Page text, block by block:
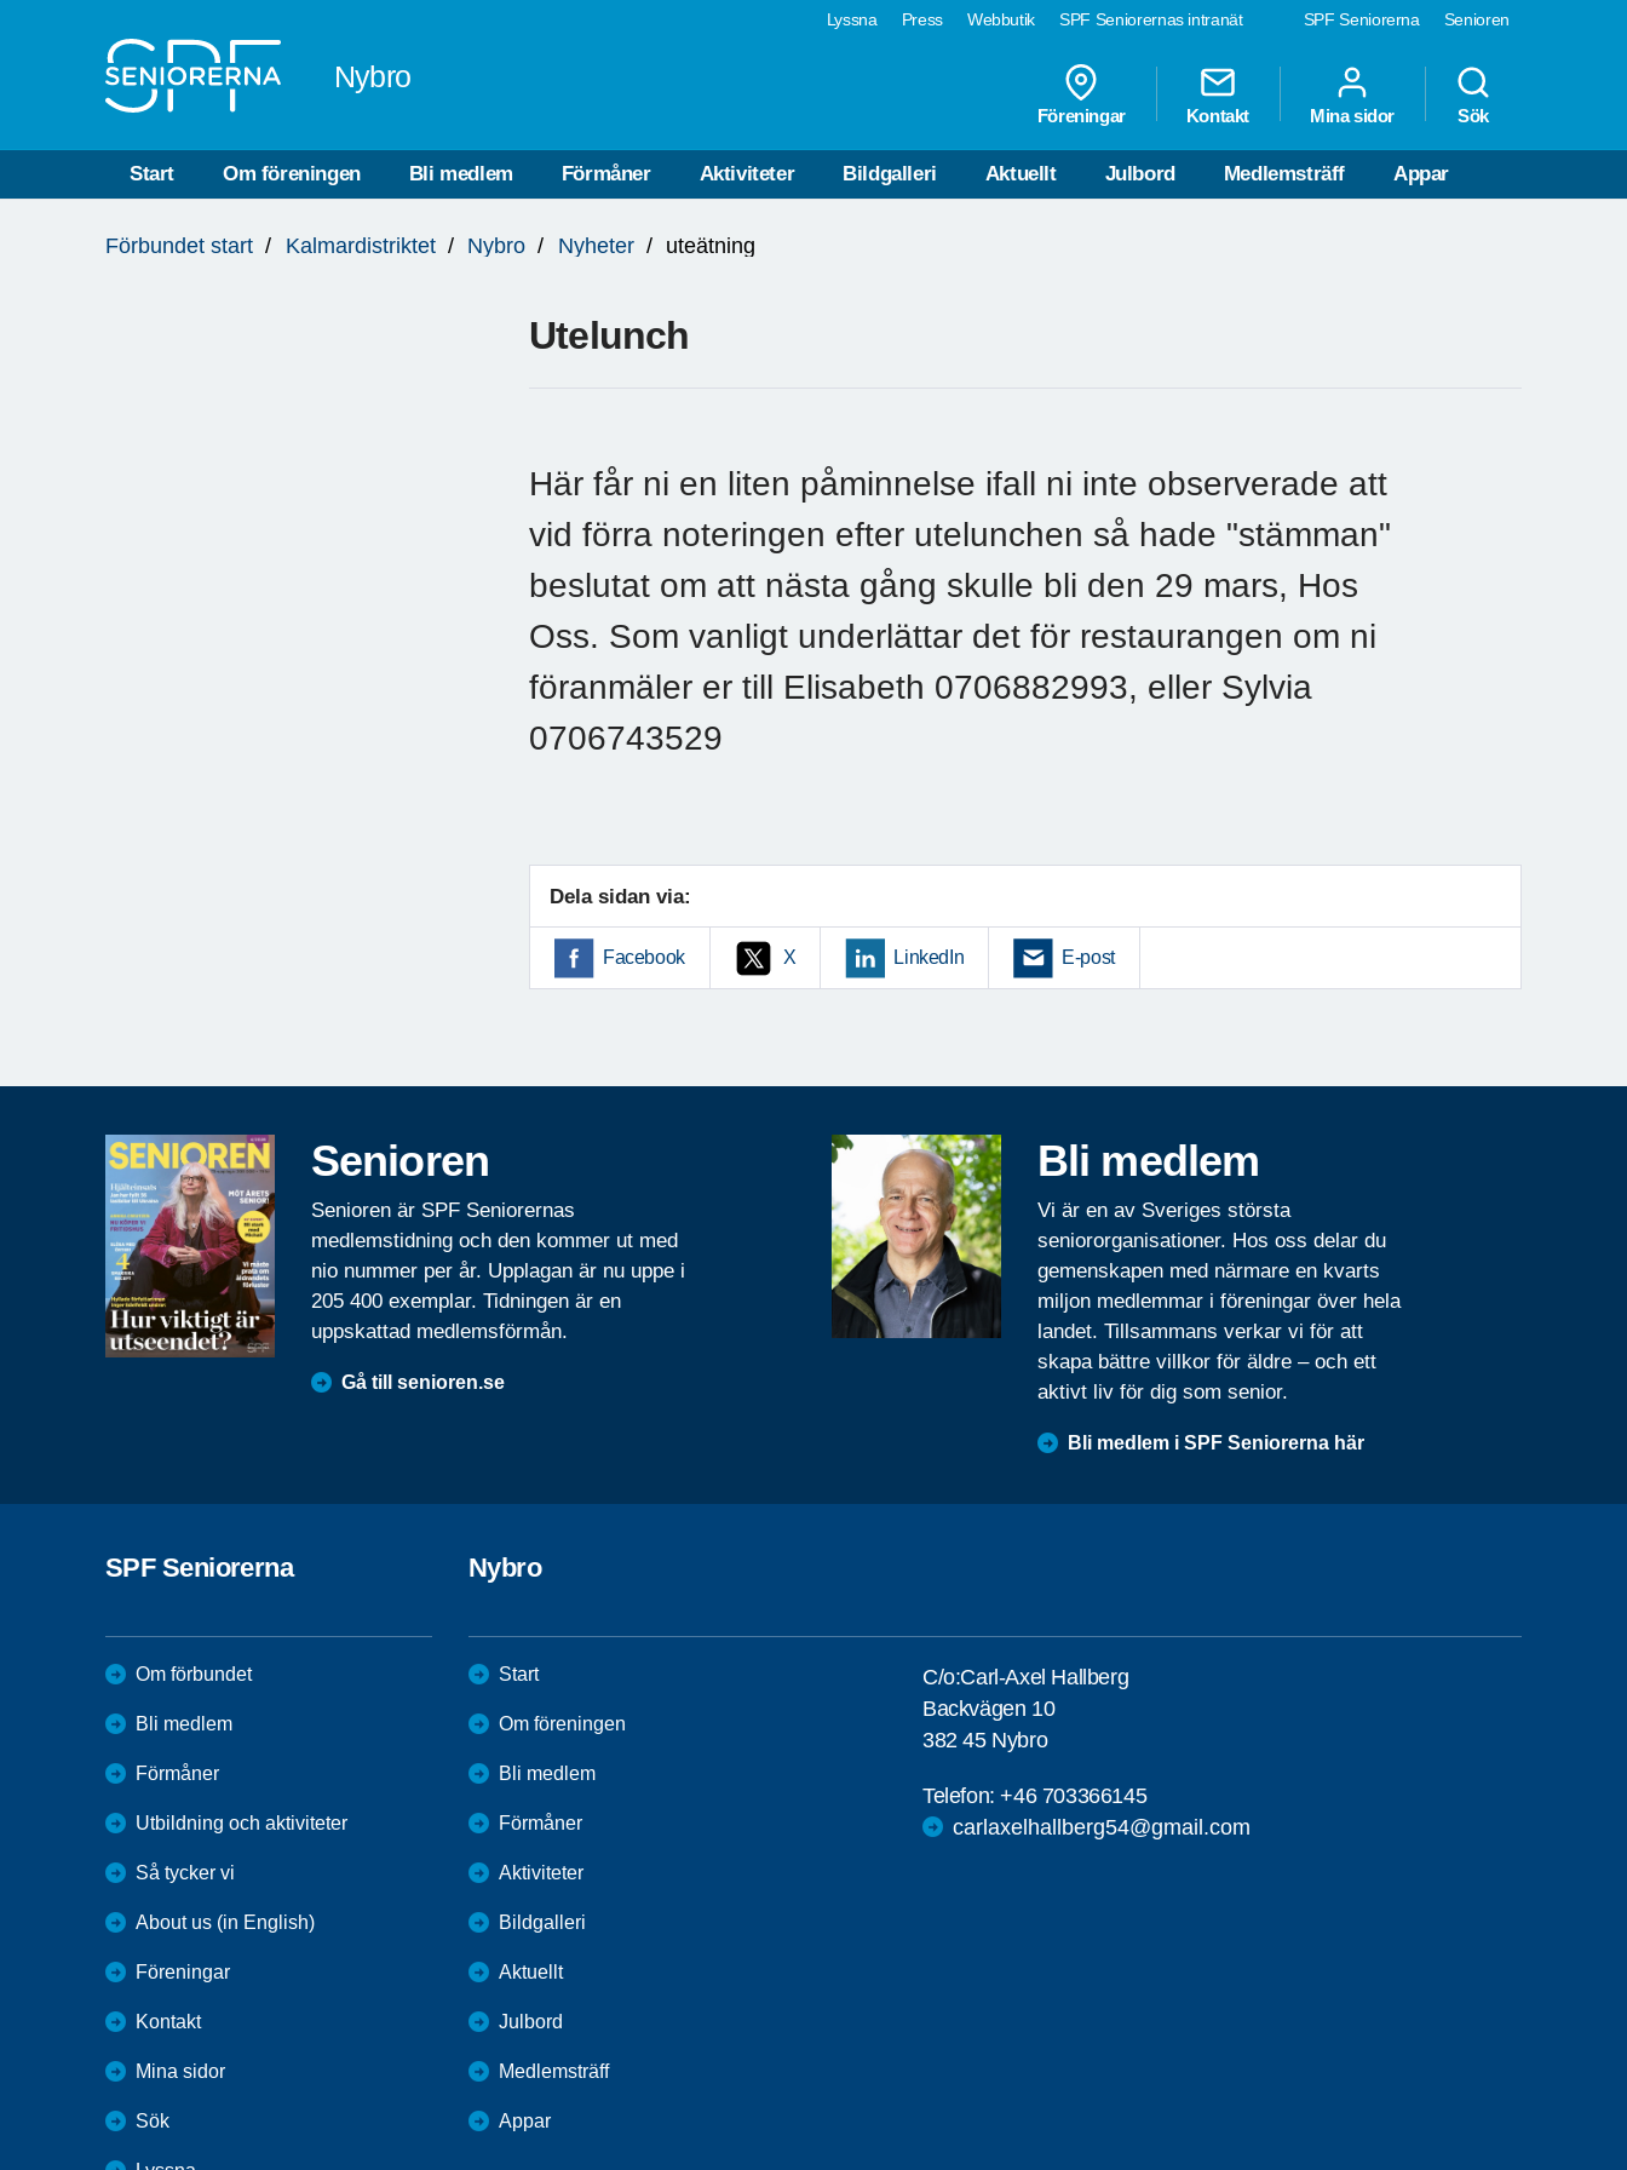
SPF Seniorerna Senioren
Lyssna Press Webbutik SPF Seniorernas intranät
Nybro
Föreningar Kontakt Mina sidor Sök
Start Om föreningen Bli medlem Förmåner Aktiviteter Bildgalleri Aktuellt Julbord Medlemsträff Appar
är
Förbundet start Kalmardistriktet Nybro Nyheter uteätning
Utelunch
Här får ni en liten påminnelse ifall ni inte observerade att
vid förra noteringen efter utelunchen så hade "stämman"
beslutat om att nästa gång skulle bli den 29 mars, Hos
Oss. Som vanligt underlättar det för restaurangen om ni
föranmäler er till Elisabeth 0706882993, eller Sylvia
0706743529
Dela sidan via:
Facebook X LinkedIn E-post
Senioren
Senioren är SPF Seniorernas
medlemstidning och den kommer ut med
nio nummer per år. Upplagan är nu uppe i
205 400 exemplar. Tidningen är en
uppskattad medlemsförmån.
Gå till senioren.se
Bli medlem
Vi är en av Sveriges största
seniororganisationer. Hos oss delar du
gemenskapen med närmare en kvarts
miljon medlemmar i föreningar över hela
landet. Tillsammans verkar vi för att
skapa bättre villkor för äldre – och ett
aktivt liv för dig som senior.
Bli medlem i SPF Seniorerna här
SPF Seniorerna
Om förbundet
Bli medlem
Förmåner
Utbildning och aktiviteter
Så tycker vi
About us (in English)
Föreningar
Kontakt
Mina sidor
Sök
Nybro
Start
Om föreningen
Bli medlem
Förmåner
Aktiviteter
Bildgalleri
Aktuellt
Julbord
Medlemsträff
Appar
C/o:Carl-Axel Hallberg
Backvägen 10
382 45 Nybro
Telefon:+46 703366145
carlaxelhallberg54@gmail.com